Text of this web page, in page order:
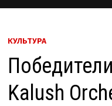
КУЛЬТУРА
Kalush